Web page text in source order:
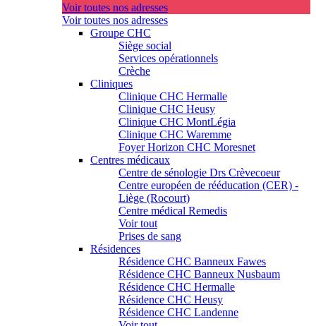
Voir toutes nos adresses
Voir toutes nos adresses
Groupe CHC
Siège social
Services opérationnels
Crèche
Cliniques
Clinique CHC Hermalle
Clinique CHC Heusy
Clinique CHC MontLégia
Clinique CHC Waremme
Foyer Horizon CHC Moresnet
Centres médicaux
Centre de sénologie Drs Crèvecoeur
Centre européen de rééducation (CER) -
Liège (Rocourt)
Centre médical Remedis
Voir tout
Prises de sang
Résidences
Résidence CHC Banneux Fawes
Résidence CHC Banneux Nusbaum
Résidence CHC Hermalle
Résidence CHC Heusy
Résidence CHC Landenne